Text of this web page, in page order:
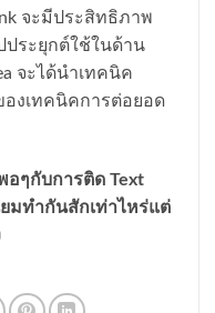
จะมีประสิทธิภาพ
ระยุกต์ใช้ในด้าน
จะได้นำเทคนิค
งเทคนิคการต่อยอด
ๆกับการติด Text
มทำกันสักเท่าไหร่แต่